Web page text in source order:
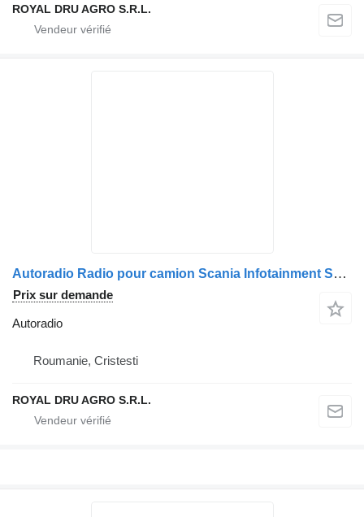
ROYAL DRU AGRO S.R.L.
Autoradio Radio pour camion Scania Infotainment System
Prix sur demande
Autoradio
Roumanie, Cristesti
ROYAL DRU AGRO S.R.L.